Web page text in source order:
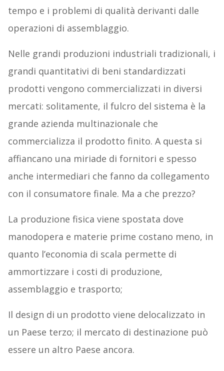
tempo e i problemi di qualità derivanti dalle
operazioni di assemblaggio.
Nelle grandi produzioni industriali tradizionali, i
grandi quantitativi di beni standardizzati
prodotti vengono commercializzati in diversi
mercati: solitamente, il fulcro del sistema è la
grande azienda multinazionale che
commercializza il prodotto finito. A questa si
affiancano una miriade di fornitori e spesso
anche intermediari che fanno da collegamento
con il consumatore finale. Ma a che prezzo?
La produzione fisica viene spostata dove
manodopera e materie prime costano meno, in
quanto l’economia di scala permette di
ammortizzare i costi di produzione,
assemblaggio e trasporto;
Il design di un prodotto viene delocalizzato in
un Paese terzo; il mercato di destinazione può
essere un altro Paese ancora.